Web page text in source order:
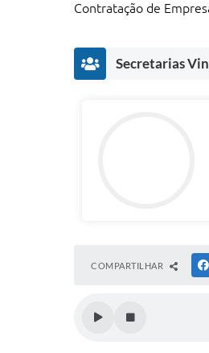
Contratação de
Secretarias
COMPARTILHAR